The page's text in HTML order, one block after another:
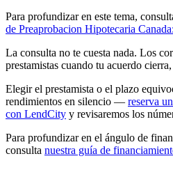
Para profundizar en este tema,
de Preaprobacion Hipotecaria
La consulta no te cuesta nada. Los
prestamistas cuando tu acuerdo
Elegir el prestamista o el plazo
rendimientos en silencio — reserva
con LendCity y revisaremos los
Para profundizar en el ángulo de
consulta nuestra guía de